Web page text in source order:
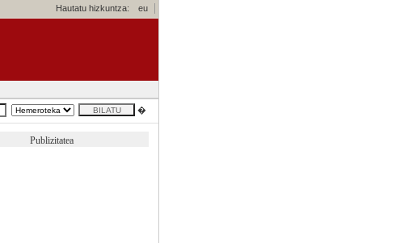
Hautatu hizkuntza:
eu
�
Publizitatea